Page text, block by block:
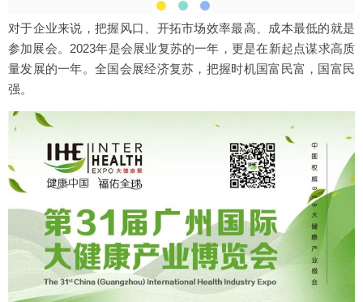
对于企业来说，把握风口、开拓市场效率最高、成本最低的就是
参加展会。2023年是会展业复苏的一年，更是在新起点谋求高质
量发展的一年。全国会展经济复苏，把握时机国富民富，国富民
强。